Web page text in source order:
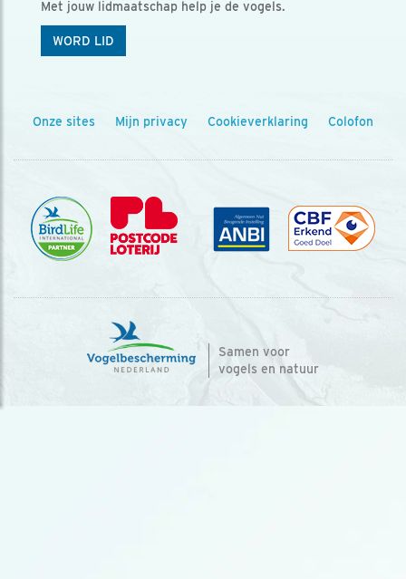
Met jouw lidmaatschap help je de vogels.
WORD LID
Onze sites Mijn privacy Cookieverklaring Colofon
Samen voor
vogels en natuur